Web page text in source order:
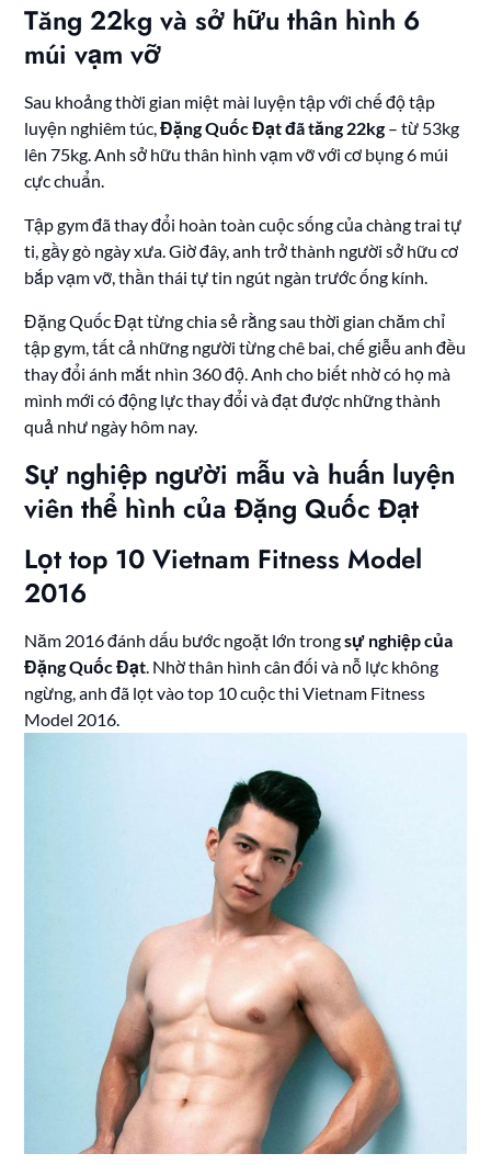
Tăng 22kg và sở hữu thân hình 6
múi vạm vỡ
Sau khoảng thời gian miệt mài luyện tập với chế độ tập
luyện nghiêm túc,Đặng Quốc Đạt đã tăng 22kg – từ 53kg
lên 75kg. Anh sở hữu thân hình vạm vỡ với cơ bụng 6 múi
cực chuẩn.
Tập gym đã thay đổi hoàn toàn cuộc sống của chàng trai tự
ti, gầy gò ngày xưa. Giờ đây, anh trở thành người sở hữu cơ
bắp vạm vỡ, thần thái tự tin ngút ngàn trước ống kính.
Đặng Quốc Đạt từng chia sẻ rằng sau thời gian chăm chỉ
tập gym, tất cả những người từng chê bai, chế giễu anh đều
thay đổi ánh mắt nhìn 360 độ. Anh cho biết nhờ có họ mà
mình mới có động lực thay đổi và đạt được những thành
quả như ngày hôm nay.
Sự nghiệp người mẫu và huấn luyện
viên thể hình của Đặng Quốc Đạt
Lọt top 10 Vietnam Fitness Model
2016
Năm 2016 đánh dấu bước ngoặt lớn trongsự nghiệp của
Đặng Quốc Đạt. Nhờ thân hình cân đối và nỗ lực không
ngừng, anh đã lọt vào top 10 cuộc thi Vietnam Fitness
Model 2016.